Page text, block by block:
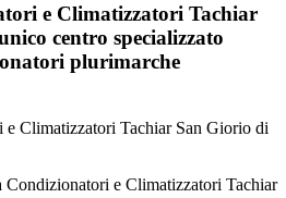
e Climatizzatori Tachiar
centro specializzato
plurimarche
Condizionatori e Climatizzatori Tachiar